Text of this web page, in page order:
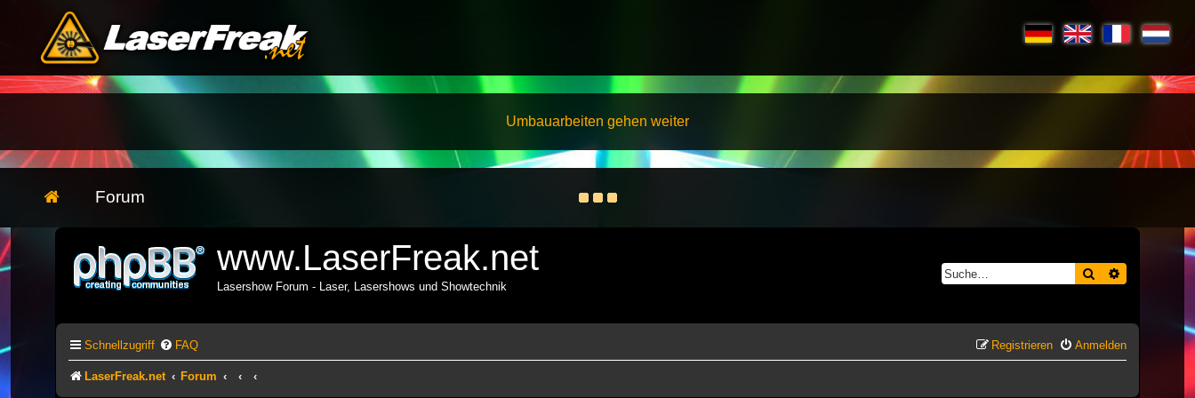
Umbauarbeiten gehen weiter
Forum
www.LaserFreak.net
Lasershow Forum - Laser, Lasershows und Showtechnik
Suche
Schnellzugriff FAQ Anmelden
Registrieren
LaserFreak.net Forum